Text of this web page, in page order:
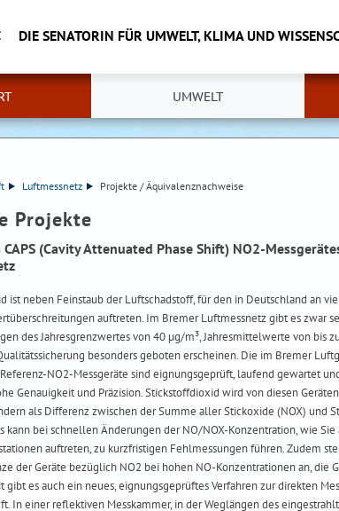
DIE SENATORIN FÜR UMWELT, KLIMA UND
UMWELT
Luftmessnetz Projekte / Äquivalenznachweise
Projekte
CAPS (Cavity Attenuated Phase Shift) NO2-
ist neben Feinstaub der Luftschadstoff, für den in Deutschland an
auftreten. Im Bremer Luftmessnetz gibt es zwar
des Jahresgrenzwertes von 40 µg/m³, Jahresmittelwerte von bis
besonders geboten erscheinen. Die im Bremer
NO2-Messgeräte sind eignungsgeprüft, laufend gewartet
Genauigkeit und Präzision. Stickstoffdioxid wird von diesen
als Differenz zwischen der Summe aller Stickoxide (NOX) und
kann bei schnellen Änderungen der NO/NOX-Konzentration, wie Sie
auftreten, zu kurzfristigen Fehlmessungen führen. Zudem
der Geräte bezüglich NO2 bei hohen NO-Konzentrationen an, die
gibt es auch ein neues, eignungsgeprüftes Verfahren zur direkten
In einer reflektiven Messkammer, in der Weglängen des